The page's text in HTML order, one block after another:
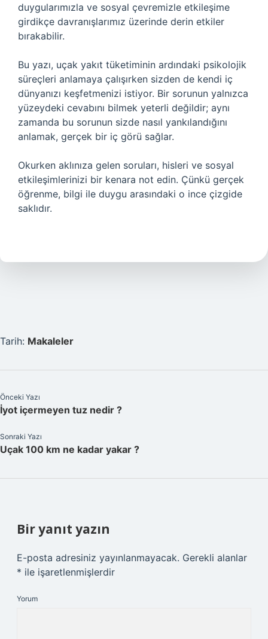
duygularımızla ve sosyal çevremizle etkileşime
girdikçe davranışlarımız üzerinde derin etkiler
bırakabilir.
Bu yazı, uçak yakıt tüketiminin ardındaki psikolojik
süreçleri anlamaya çalışırken sizden de kendi iç
dünyanızı keşfetmenizi istiyor. Bir sorunun yalnızca
yüzeydeki cevabını bilmek yeterli değildir; aynı
zamanda bu sorunun sizde nasıl yankılandığını
anlamak, gerçek bir iç görü sağlar.
Okurken aklınıza gelen soruları, hisleri ve sosyal
etkileşimlerinizi bir kenara not edin. Çünkü gerçek
öğrenme, bilgi ile duygu arasındaki o ince çizgide
saklıdır.
Tarih: Makaleler
Önceki Yazı
İyot içermeyen tuz nedir ?
Sonraki Yazı
Uçak 100 km ne kadar yakar ?
Bir yanıt yazın
E-posta adresiniz yayınlanmayacak. Gerekli alanlar
* ile işaretlenmişlerdir
Yorum